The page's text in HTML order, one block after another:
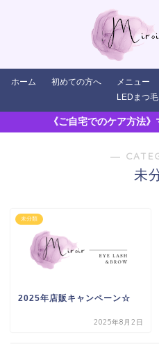
ホーム 初めての方へ
メニュー
LEDまつ
《ご自宅でのケア方法
―
未
未分類
2025年店販キャンペーン☆
2025年8月2日